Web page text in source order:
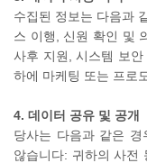
수집된 정보는 다음과
스 이행, 신원 확인 및
사후 지원, 시스템 보
하에 마케팅 또는 프로
4. 데이터 공유 및 공개
당사는 다음과 같은 경
않습니다: 귀하의 사전